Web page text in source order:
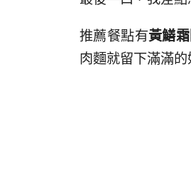
推薦餐點有黃鱔
肉麵就留下滿滿的